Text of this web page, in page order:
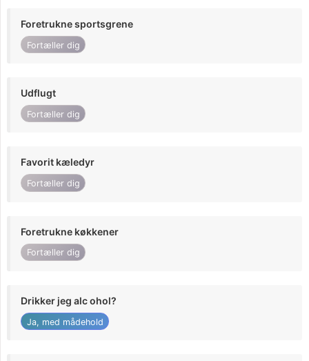
Foretrukne sportsgrene
Fortæller dig
Udflugt
Fortæller dig
Favorit kæledyr
Fortæller dig
Foretrukne køkkener
Fortæller dig
Drikker jeg alc ohol?
Ja, med mådehold